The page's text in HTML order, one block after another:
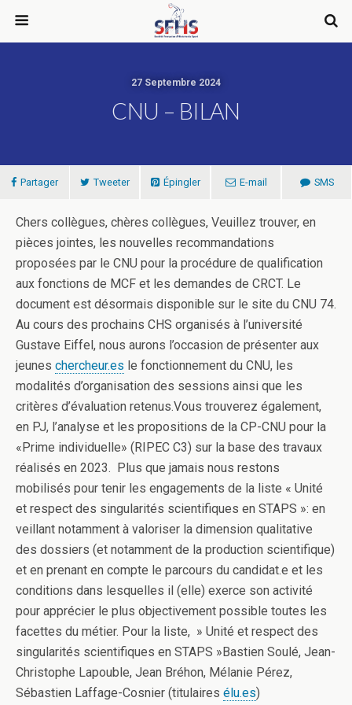
27 Septembre 2024
CNU – BILAN
Partager Tweeter Épingler E-mail SMS
Chers collègues, chères collègues, Veuillez trouver, en
pièces jointes, les nouvelles recommandations
proposées par le CNU pour la procédure de qualification
aux fonctions de MCF et les demandes de CRCT. Le
document est désormais disponible sur le site du CNU 74.
Au cours des prochains CHS organisés à l’université
Gustave Eiffel, nous aurons l’occasion de présenter aux
jeunes chercheur.es le fonctionnement du CNU, les
modalités d’organisation des sessions ainsi que les
critères d’évaluation retenus.Vous trouverez également,
en PJ, l’analyse et les propositions de la CP-CNU pour la
«Prime individuelle» (RIPEC C3) sur la base des travaux
réalisés en 2023. Plus que jamais nous restons
mobilisés pour tenir les engagements de la liste « Unité
et respect des singularités scientifiques en STAPS »: en
veillant notamment à valoriser la dimension qualitative
des dossiers (et notamment de la production scientifique)
et en prenant en compte le parcours du candidat.e et les
conditions dans lesquelles il (elle) exerce son activité
pour apprécier le plus objectivement possible toutes les
facettes du métier. Pour la liste, » Unité et respect des
singularités scientifiques en STAPS »Bastien Soulé, Jean-
Christophe Lapouble, Jean Bréhon, Mélanie Pérez,
Sébastien Laffage-Cosnier (titulaires élu.es)